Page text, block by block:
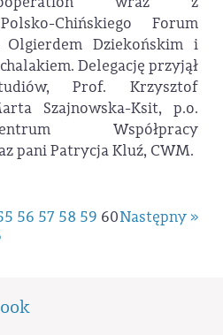
Chińskiego Forum
Olgierdem Dziekońskim i
Delegację przyjął
Prof. Krzysztof
Szajnowska-Ksit, p.o.
Współpracy
pani Patrycja Kluź, CWM.
Następny »
56 57 58 59 60